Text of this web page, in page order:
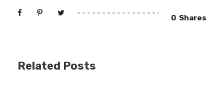
0 Shares
Related Posts